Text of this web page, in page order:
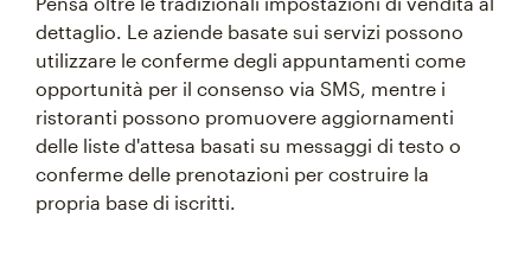
dettaglio. Le aziende basate sui servizi possono
utilizzare le conferme degli appuntamenti come
opportunità per il consenso via SMS, mentre i
ristoranti possono promuovere aggiornamenti
delle liste d'attesa basati su messaggi di testo o
conferme delle prenotazioni per costruire la
propria base di iscritti.